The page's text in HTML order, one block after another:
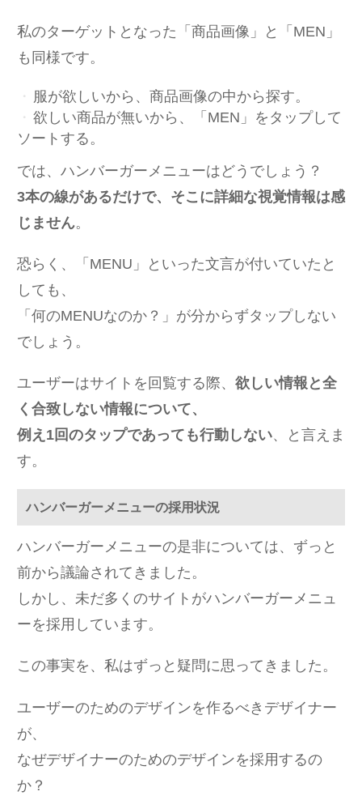
私のターゲットとなった「商品画像」と「MEN」
も同様です。
服が欲しいから、商品画像の中から探す。
欲しい商品が無いから、「MEN」をタップして
ソートする。
では、ハンバーガーメニューはどうでしょう？
3本の線があるだけで、そこに詳細な視覚情報は感
じません。
恐らく、「MENU」といった文言が付いていたと
しても、
「何のMENUなのか？」が分からずタップしない
でしょう。
ユーザーはサイトを回覧する際、 欲しい情報と全
く合致しない情報について、
例え1回のタップであっても行動しない、と言えま
す。
ハンバーガーメニューの採用状況
ハンバーガーメニューの是非については、ずっと
前から議論されてきました。
しかし、未だ多くのサイトがハンバーガーメニュ
ーを採用しています。
この事実を、私はずっと疑問に思ってきました。
ユーザーのためのデザインを作るべきデザイナー
が、
なぜデザイナーのためのデザインを採用するの
か？